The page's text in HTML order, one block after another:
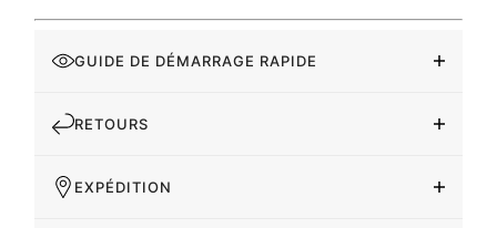
GUIDE DE DÉMARRAGE RAPIDE
RETOURS
EXPÉDITION